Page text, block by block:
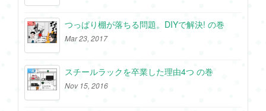
つっぱり棚が落ちる問題。DIYで解決! の巻
Mar 23, 2017
スチールラックを卒業した理由4つ の巻
Nov 15, 2016